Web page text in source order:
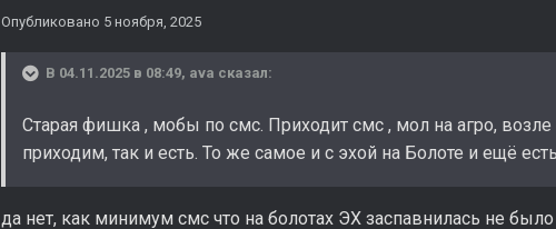
Опубликовано 5 ноября, 2025
В 04.11.2025 в 08:49, ava сказал:
Старая фишка , мобы по смс. Приходит смс , мол на агро, возле
приходим, так и есть. То же самое и с эхой на Болоте и ещё
да нет, как минимум смс что на болотах ЭХ заспавнилась не